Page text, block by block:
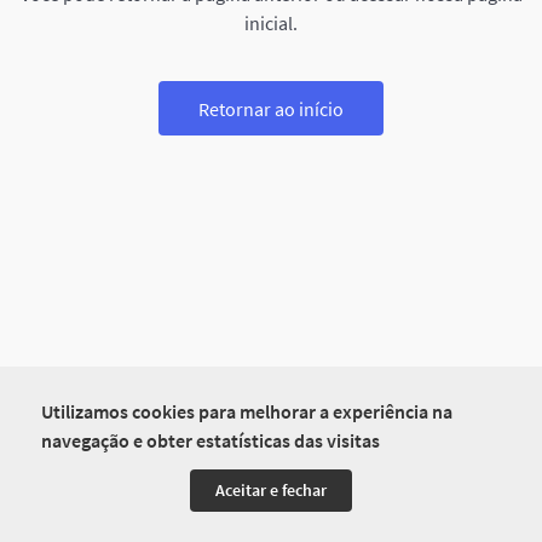
Utilizamos cookies para melhorar a experiência na
navegação e obter estatísticas das visitas
Aceitar e fechar
inicial.
Retornar ao início